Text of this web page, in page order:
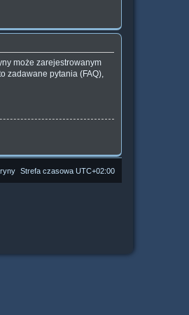
może zarejestrowanym
zadawane pytania (FAQ),
Strefa czasowa UTC+02:00